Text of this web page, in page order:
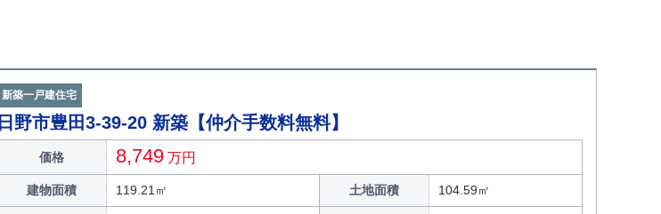
新築一戸建住宅
日野市豊田3-39-20 新築【仲介手数料無料】
価格 8,749 万円
建物面積 119.21㎡ 土地面積 104.59㎡